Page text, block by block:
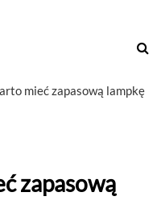
mieć zapasową lampkę
zapasową